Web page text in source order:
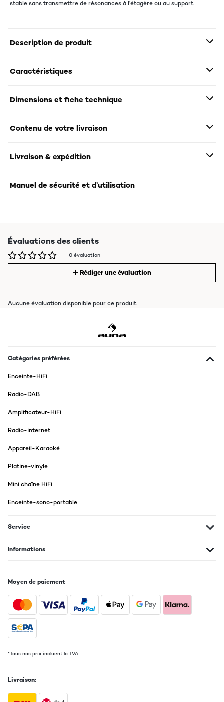
stable sans transmettre de résonances à l'étagère ou au support.
Description de produit
Caractéristiques
Dimensions et fiche technique
Contenu de votre livraison
Livraison & expédition
Manuel de sécurité et d’utilisation
Évaluations des clients
0 évaluation
Rédiger une évaluation
Aucune évaluation disponible pour ce produit.
Catégories préférées
Enceinte-HiFi
Radio-DAB
Amplificateur-HiFi
Radio-internet
Appareil-Karaoké
Platine-vinyle
Mini chaîne HiFi
Enceinte-sono-portable
Service
Informations
Moyen de paiement
*Tous nos prix incluent la TVA
Livraison: